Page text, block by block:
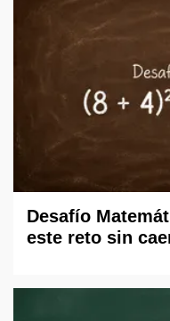
Desafío
este reto sin